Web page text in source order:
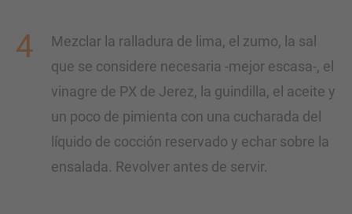
Mezclar la ralladura de lima, el zumo, la sal
que se considere necesaria -mejor escasa-, el
vinagre de PX de Jerez, la guindilla, el aceite y
un poco de pimienta con una cucharada del
líquido de cocción reservado y echar sobre la
ensalada. Revolver antes de servir.